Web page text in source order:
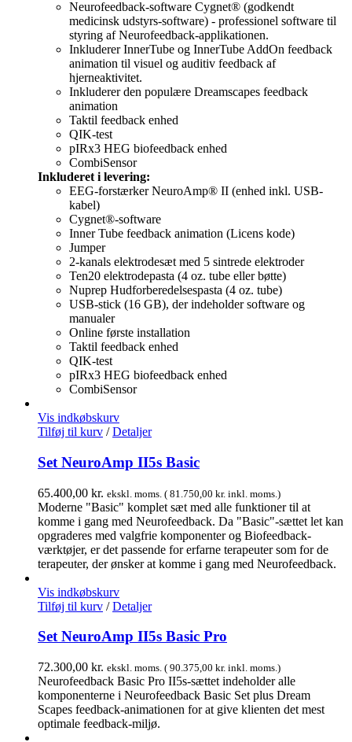
Neurofeedback-software Cygnet® (godkendt
medicinsk udstyrs-software) - professionel software til
styring af Neurofeedback-applikationen.
Inkluderer InnerTube og InnerTube AddOn feedback
animation til visuel og auditiv feedback af
hjerneaktivitet.
Inkluderer den populære Dreamscapes feedback
animation
Taktil feedback enhed
QIK-test
pIRx3 HEG biofeedback enhed
CombiSensor
Inkluderet i levering:
EEG-forstærker NeuroAmp® II (enhed inkl. USB-
kabel)
Cygnet®-software
Inner Tube feedback animation (Licens kode)
Jumper
2-kanals elektrodesæt med 5 sintrede elektroder
Ten20 elektrodepasta (4 oz. tube eller bøtte)
Nuprep Hudforberedelsespasta (4 oz. tube)
USB-stick (16 GB), der indeholder software og
manualer
Online første installation
Taktil feedback enhed
QIK-test
pIRx3 HEG biofeedback enhed
CombiSensor
Vis indkøbskurv
Tilføj til kurv / Detaljer
Set NeuroAmp II5s Basic
65.400,00 kr. ekskl. moms. ( 81.750,00 kr. inkl. moms.)
Moderne "Basic" komplet sæt med alle funktioner til at
komme i gang med Neurofeedback. Da "Basic"-sættet let kan
opgraderes med valgfrie komponenter og Biofeedback-
værktøjer, er det passende for erfarne terapeuter som for de
terapeuter, der ønsker at komme i gang med Neurofeedback.
Vis indkøbskurv
Tilføj til kurv / Detaljer
Set NeuroAmp II5s Basic Pro
72.300,00 kr. ekskl. moms. ( 90.375,00 kr. inkl. moms.)
Neurofeedback Basic Pro II5s-sættet indeholder alle
komponenterne i Neurofeedback Basic Set plus Dream
Scapes feedback-animationen for at give klienten det mest
optimale feedback-miljø.